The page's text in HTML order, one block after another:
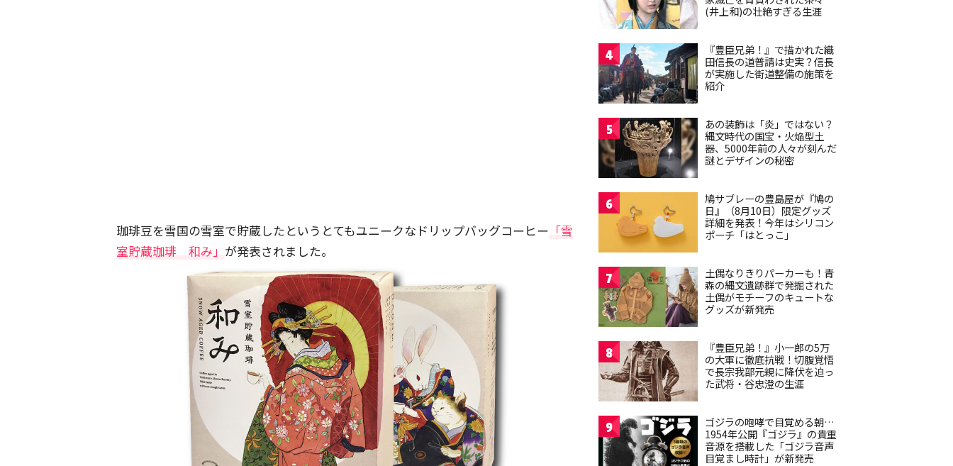
珈琲豆を雪国の雪室で貯蔵したというとてもユニークなドリップバッグコーヒー 「雪
室貯蔵珈琲 和み」 が発表されました。
(井上和)の壮絶すぎる生涯
4
『豊臣兄弟！』で描かれた織
田信長の道普請は史実？信長
が実施した街道整備の施策を
紹介
5
あの装飾は「炎」ではない？
縄文時代の国宝・火焔型土
器、5000年前の人々が刻んだ
謎とデザインの秘密
6
鳩サブレーの豊島屋が『鳩の
日』（8月10日）限定グッズ
詳細を発表！今年はシリコン
ポーチ「はとっこ」
7
土偶なりきりパーカーも！青
森の縄文遺跡群で発掘された
土偶がモチーフのキュートな
グッズが新発売
8
『豊臣兄弟！』小一郎の5万
の大軍に徹底抗戦！切腹覚悟
で長宗我部元親に降伏を迫っ
た武将・谷忠澄の生涯
9
ゴジラの咆哮で目覚める朝…
1954年公開『ゴジラ』の貴重
音源を搭載した「ゴジラ音声
目覚まし時計」が新発売